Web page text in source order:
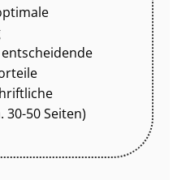
30-50 Seiten)